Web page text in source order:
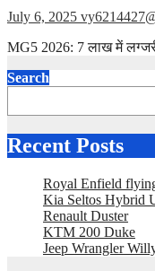
July 6, 2025
MG5 2026: 7 लाख में
Search
Recent Posts
Royal Enfield
Kia Seltos Hybrid
Renault Duster
KTM 200 Duke
Jeep Wrangler